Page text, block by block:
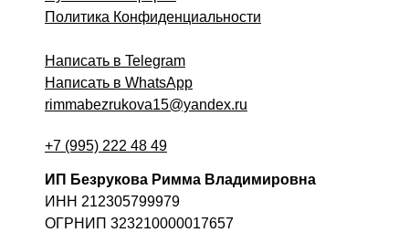
Политика Конфиденциальности
Написать в Telegram
Написать в WhatsApp
rimmabezrukova15@yandex.ru
+7 (995) 222 48 49
ИП Безрукова Римма Владимировна
ИНН 212305799979
ОГРНИП 323210000017657